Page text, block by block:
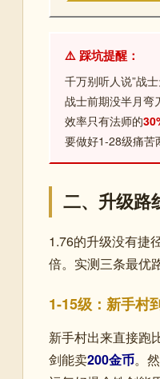
⚠️ 踩坑提醒：
千万别听人说”战
战士前期没半月弯
效率只有法师的
要做好1-28级痛苦
二、升级路
1.76的升级没有捷
倍。实测三条最优
1-15级：新手村
新手村出来直接跑
剑能卖200金币。